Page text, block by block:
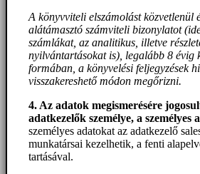
A könyvviteli elszámolást közvetlenül
alátámasztó számviteli bizonylatot
számlákat, az analitikus, illetve
nyilvántartásokat is), legalább 8 évig
formában, a könyvelési feljegyzések
visszakereshető módon megőrizni.
4. Az adatok megismerésére
adatkezelők személye, a személyes
személyes adatokat az adatkezelő
munkatársai kezelhetik, a fenti
tartásával.